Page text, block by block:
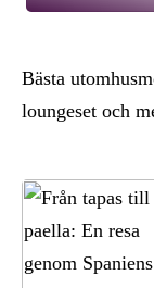
Bästa
loungeset och